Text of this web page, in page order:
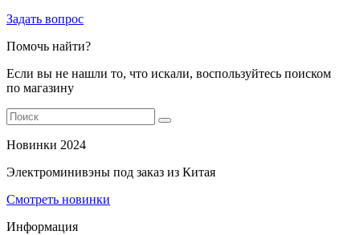
Задать вопрос
Помочь найти?
Если вы не нашли то, что искали, воспользуйтесь поиском
по магазину
Новинки 2024
Электроминивэны под заказ из Китая
Смотреть новинки
Информация